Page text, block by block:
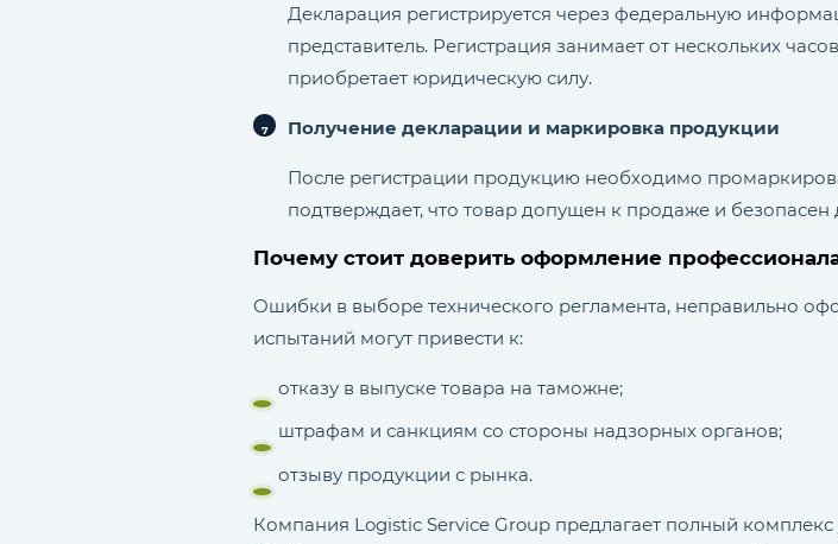
Декларация регистрируется через федеральную
представитель. Регистрация занимает от нескольких
приобретает юридическую силу.
Получение декларации и маркировка продукции
После регистрации продукцию необходимо
подтверждает, что товар допущен к продаже и безопасен
Почему стоит доверить оформление
Ошибки в выборе технического регламента, неправильно
испытаний могут привести к:
отказу в выпуске товара на таможне;
штрафам и санкциям со стороны надзорных органов;
отзыву продукции с рынка.
Компания Logistic Service Group предлагает полный